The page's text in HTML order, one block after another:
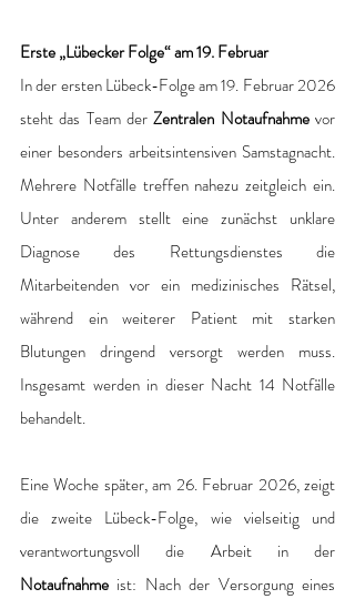
Erste „Lübecker Folge“ am 19. Februar
In der ersten Lübeck-Folge am 19. Februar 2026
steht das Team der Zentralen Notaufnahme vor
einer besonders arbeitsintensiven Samstagnacht.
Mehrere Notfälle treffen nahezu zeitgleich ein.
Unter anderem stellt eine zunächst unklare
Diagnose des Rettungsdienstes die
Mitarbeitenden vor ein medizinisches Rätsel,
während ein weiterer Patient mit starken
Blutungen dringend versorgt werden muss.
Insgesamt werden in dieser Nacht 14 Notfälle
behandelt.
Eine Woche später, am 26. Februar 2026, zeigt
die zweite Lübeck-Folge, wie vielseitig und
Notaufnahme ist: Nach der Versorgung eines